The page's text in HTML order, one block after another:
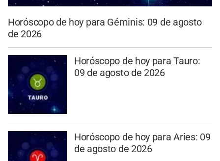
Horóscopo de hoy para Géminis: 09 de agosto
de 2026
Horóscopo de hoy para Tauro:
09 de agosto de 2026
Horóscopo de hoy para Aries: 09
de agosto de 2026